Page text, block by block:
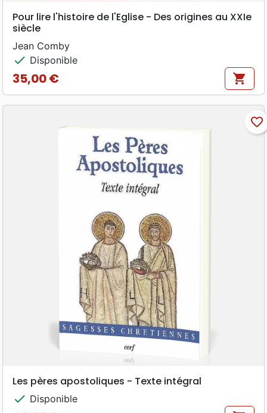
Pour lire l'histoire de l'Eglise - Des origines au XXIe
siècle
Jean Comby
check Disponible
Prix
35,00 € shopping_cart
favorite_border
Les pères apostoliques - Texte intégral
check Disponible